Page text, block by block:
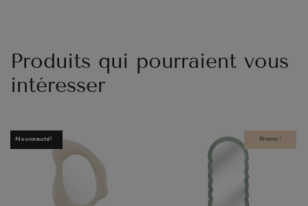
Produits qui pourraient vous
intéresser
Nouveauté! Promo !